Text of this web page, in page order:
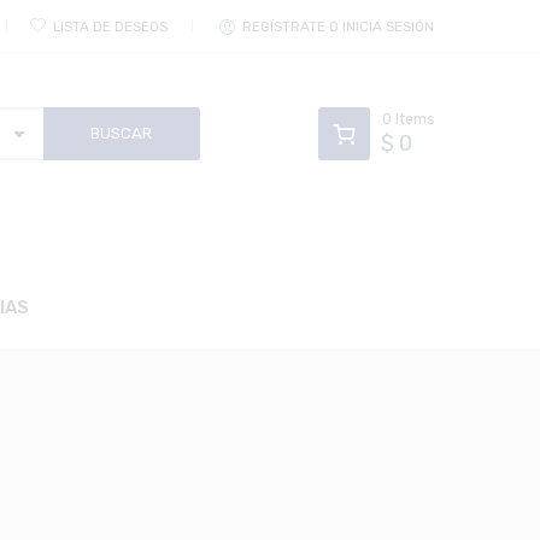
LISTA DE DESEOS REGÍSTRATE O INICIA SESIÓN
0 Items
$ 0